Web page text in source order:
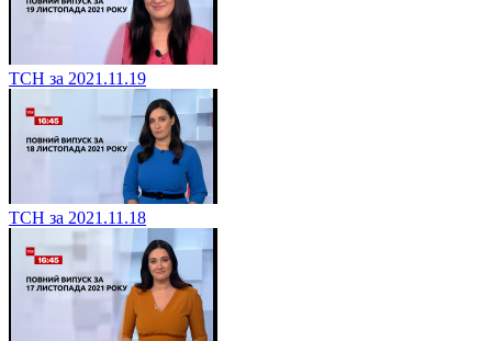
ТСН за 2021.11.19
ТСН за 2021.11.18